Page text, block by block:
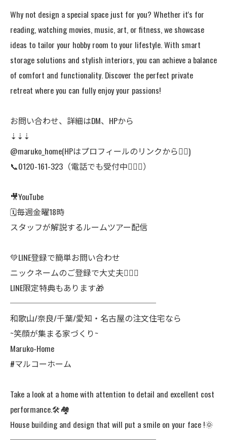
Why not design a special space just for you? Whether it's for
reading, watching movies, music, art, or fitness, we showcase
ideas to tailor your hobby room to your lifestyle. With smart
storage solutions and stylish interiors, you can achieve a balance
of comfort and functionality. Discover the perfect private
retreat where you can fully enjoy your passions!
お問い合わせ、詳細はDM、HPから
⇣⇣⇣
@maruko_home(HPはプロフィールのリンクから👆🏻)
📞0120-161-323（電話でも受付中🙆🏻‍♀️）
🎥YouTube
🗓毎週金曜18時
スタッフが解説するルームツアー配信
💚LINE登録で簡単お問い合わせ
ニックネームのご登録で大丈夫🙆🏻‍♀️
LINE限定特典もあります🎁
──────────────────
和歌山/奈良/千葉/愛知・名古屋の注文住宅なら
~笑顔が集まる家づくり~
Maruko-Home
#マルコーホーム
Take a look at a home with attention to detail and excellent cost
performance.🛠️🏘️
House building and design that will put a smile on your face !🌞